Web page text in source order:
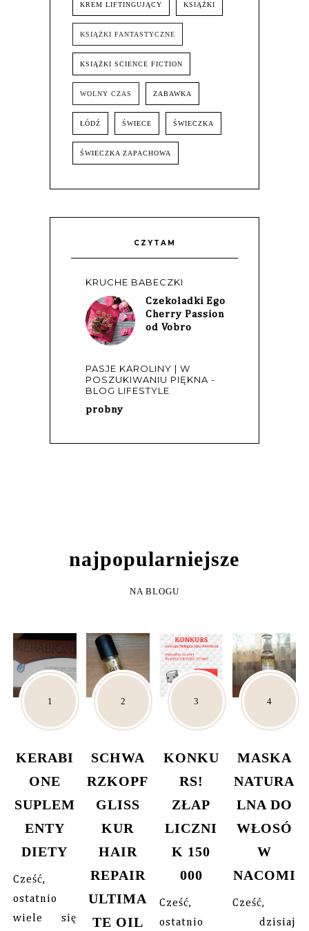
KREM LIFTINGUJĄCY KSIĄŻKI
KSIĄŻKI FANTASTYCZNE
KSIĄŻKI SCIENCE FICTION
WOLNY CZAS ZABAWKA
ŁÓDŹ ŚWIECE ŚWIECZKA
ŚWIECZKA ZAPACHOWA
CZYTAM
KRUCHE BABECZKI
Czekoladki Ego
Cherry Passion
od Vobro
PASJE KAROLINY | W
POSZUKIWANIU PIĘKNA -
BLOG LIFESTYLE
probny
NAJPOPULARNIEJSZE
NA BLOGU
KERABI
ONE
SUPLEM
ENTY
DIETY
Cześć,
ostatnio
wiele się
SCHWA
RZKOPF
GLISS
KUR
HAIR
REPAIR
ULTIMA
TE OIL
KONKU
RS!
ZŁAP
LICZNI
K 150
000
Cześć,
ostatnio
MASKA
NATURA
LNA DO
WŁOSÓ
W
NACOMI
Cześć,
dzisiaj